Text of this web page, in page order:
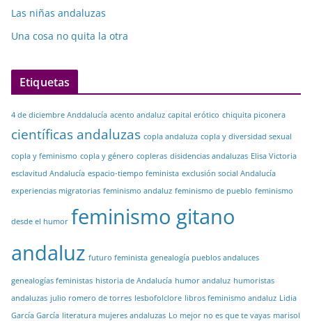
Las niñas andaluzas
Una cosa no quita la otra
Etiquetas
4 de diciembre Anddalucía acento andaluz capital erótico chiquita piconera
científicas andaluzas copla andaluza copla y diversidad sexual
copla y feminismo copla y género copleras disidencias andaluzas Elisa Victoria
esclavitud Andalucía espacio-tiempo feminista exclusión social Andalucía
experiencias migratorias feminismo andaluz feminismo de pueblo feminismo
desde el humor feminismo gitano
andaluz futuro feminista genealogía pueblos andaluces
genealogías feministas historia de Andalucía humor andaluz humoristas
andaluzas julio romero de torres lesbofolclore libros feminismo andaluz Lidia
García García literatura mujeres andaluzas Lo mejor no es que te vayas marisol